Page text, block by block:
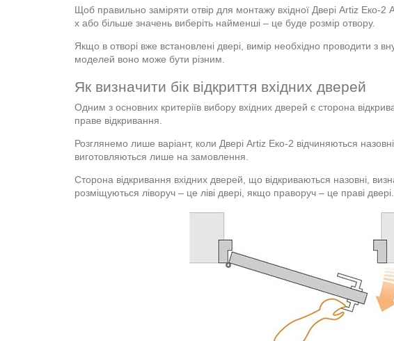
Щоб правильно заміряти отвір для монтажу вхідної Двері Artiz Еко-
х або більше значень виберіть найменші – це буде розмір отвору.
Якщо в отворі вже встановлені двері, вимір необхідно проводити з
моделей воно може бути різним.
Як визначити бік відкриття вхідних дверей
Одним з основних критеріїв вибору вхідних дверей є сторона
праве відкривання.
Розглянемо лише варіант, коли Двері Artiz Еко-2 відчиняються
виготовляються лише на замовлення.
Сторона відкривання вхідних дверей, що відкриваються назовні,
розміщуються ліворуч – це ліві двері, якщо праворуч – це праві двері.